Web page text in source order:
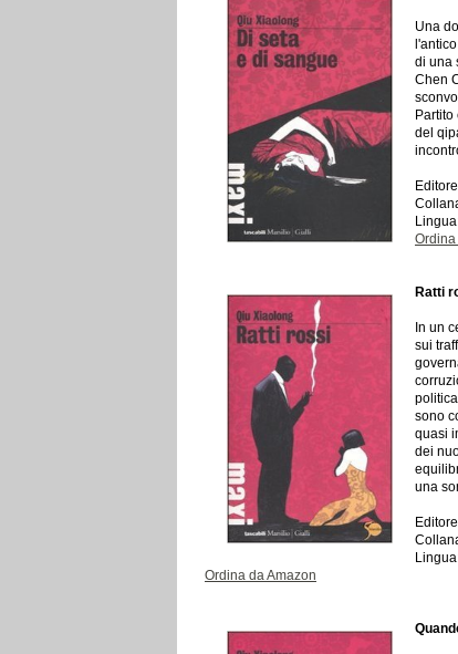
Una
di una
Chen
Partito
del
Ordina
Ratti
In un
sui
sono
quasi
dei
una
Ordina da Amazon